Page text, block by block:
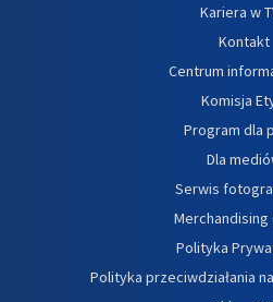
Kariera w
Kontakt
Centrum
Komisja
Program dla
Dla
Serwis
Merchandising
Polityka
Polityka przeciwdziałania